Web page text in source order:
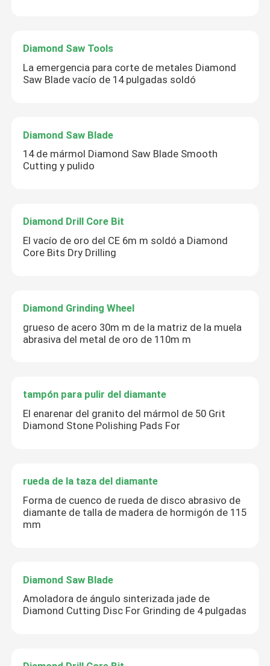
Diamond Saw Tools
La emergencia para corte de metales Diamond
Saw Blade vacío de 14 pulgadas soldó
Diamond Saw Blade
14 de mármol Diamond Saw Blade Smooth
Cutting y pulido
Diamond Drill Core Bit
El vacío de oro del CE 6m m soldó a Diamond
Core Bits Dry Drilling
Diamond Grinding Wheel
grueso de acero 30m m de la matriz de la muela
abrasiva del metal de oro de 110m m
tampón para pulir del diamante
El enarenar del granito del mármol de 50 Grit
Diamond Stone Polishing Pads For
rueda de la taza del diamante
Forma de cuenco de rueda de disco abrasivo de
diamante de talla de madera de hormigón de 115
mm
Diamond Saw Blade
Amoladora de ángulo sinterizada jade de
Diamond Cutting Disc For Grinding de 4 pulgadas